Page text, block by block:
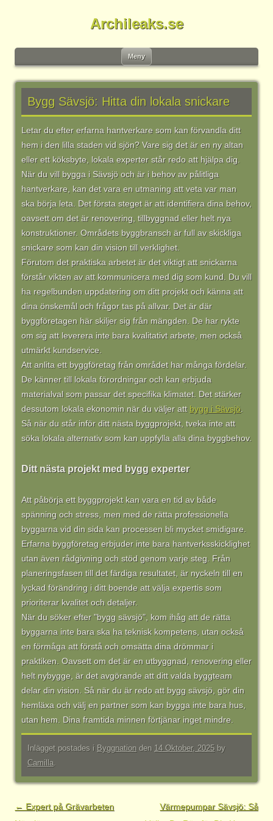
Archileaks.se
Meny
innehåll
Bygg Sävsjö: Hitta din lokala snickare
Letar du efter erfarna hantverkare som kan förvandla ditt
hem i den lilla staden vid sjön? Vare sig det är en ny altan
eller ett köksbyte, lokala experter står redo att hjälpa dig.
När du vill bygga i Sävsjö och är i behov av pålitliga
hantverkare, kan det vara en utmaning att veta var man
ska börja leta. Det första steget är att identifiera dina behov,
oavsett om det är renovering, tillbyggnad eller helt nya
konstruktioner. Områdets byggbransch är full av skickliga
snickare som kan din vision till verklighet.
Förutom det praktiska arbetet är det viktigt att snickarna
förstår vikten av att kommunicera med dig som kund. Du vill
ha regelbunden uppdatering om ditt projekt och känna att
dina önskemål och frågor tas på allvar. Det är där
byggföretagen här skiljer sig från mängden. De har rykte
om sig att leverera inte bara kvalitativt arbete, men också
utmärkt kundservice.
Att anlita ett byggföretag från området har många fördelar.
De känner till lokala förordningar och kan erbjuda
materialval som passar det specifika klimatet. Det stärker
dessutom lokala ekonomin när du väljer att bygg i Sävsjö
Så när du står inför ditt nästa byggprojekt, tveka inte att
söka lokala alternativ som kan uppfylla alla dina byggbehov.
Ditt nästa projekt med bygg experter
Att påbörja ett byggprojekt kan vara en tid av både
spänning och stress, men med de rätta professionella
byggarna vid din sida kan processen bli mycket smidigare.
Erfarna byggföretag erbjuder inte bara hantverksskicklighet
utan även rådgivning och stöd genom varje steg. Från
planeringsfasen till det färdiga resultatet, är nyckeln till en
lyckad förändring i ditt boende att välja expertis som
prioriterar kvalitet och detaljer.
När du söker efter "bygg sävsjö", kom ihåg att de rätta
byggarna inte bara ska ha teknisk kompetens, utan också
en förmåga att förstå och omsätta dina drömmar i
praktiken. Oavsett om det är en utbyggnad, renovering eller
helt nybygge, är det avgörande att ditt valda byggteam
delar din vision. Så när du är redo att bygg sävsjö, gör din
hemläxa och välj en partner som kan bygga inte bara hus,
utan hem. Dina framtida minnen förtjänar inget mindre.
Inlägget postades i Byggnation den 14 Oktober, 2025 by
Camilla.
Inläggsnavigering
← Expert på Grävarbeten
Värmepumpar Sävsjö: Så